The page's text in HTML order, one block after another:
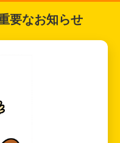
要なお知らせ